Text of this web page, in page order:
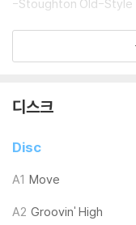
-Stoughton Old-Style
LP 구매시 참고 사항
1) 제작/배송 과정에 따라
할 수 있으며 속지(이너
있습니다.
2) 디스크 라벨은 공정상
3) 일본 제작 LP는 대부분
디스크
Disc
A1 Move
A2 Groovin' High